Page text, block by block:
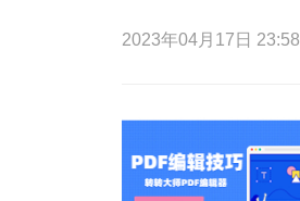
2023年04月17日 23:58